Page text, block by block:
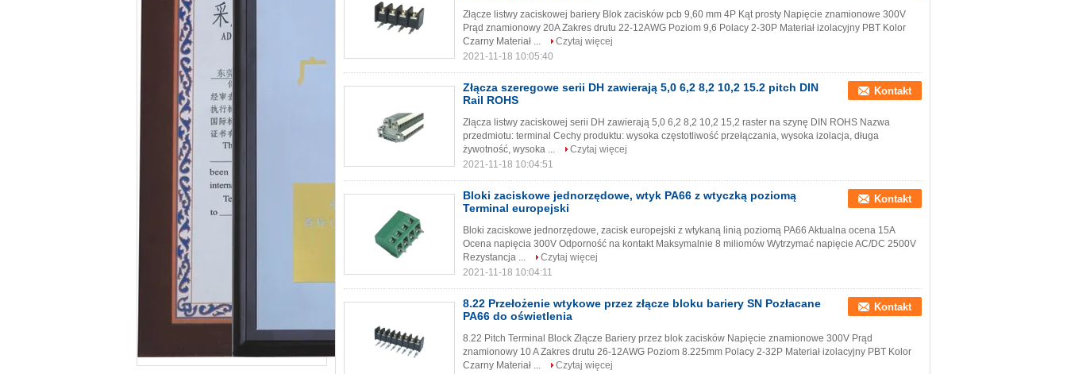
Złącze listwy zaciskowej bariery Blok zacisków pcb 9,60 mm 4P Kąt prosty Napięcie znamionowe 300V
Prąd znamionowy 20A Zakres drutu 22-12AWG Poziom 9,6 Polacy 2-30P Materiał izolacyjny PBT Kolor
Czarny Materiał ...
Czytaj więcej
2021-11-18 10:05:40
Złącza szeregowe serii DH zawierają 5,0 6,2 8,2 10,2 15.2 pitch DIN
Rail ROHS
Kontakt
Złącza listwy zaciskowej serii DH zawierają 5,0 6,2 8,2 10,2 15,2 raster na szynę DIN ROHS Nazwa
przedmiotu: terminal Cechy produktu: wysoka częstotliwość przełączania, wysoka izolacja, długa
żywotność, wysoka ...
Czytaj więcej
2021-11-18 10:04:51
Bloki zaciskowe jednorzędowe, wtyk PA66 z wtyczką poziomą
Terminal europejski
Kontakt
Bloki zaciskowe jednorzędowe, zacisk europejski z wtykaną linią poziomą PA66 Aktualna ocena 15A
Ocena napięcia 300V Odporność na kontakt Maksymalnie 8 miliomów Wytrzymać napięcie AC/DC 2500V
Rezystancja ...
Czytaj więcej
2021-11-18 10:04:11
8.22 Przełożenie wtykowe przez złącze bloku bariery SN Pozłacane
PA66 do oświetlenia
Kontakt
8.22 Pitch Terminal Block Złącze Bariery przez blok zacisków​ Napięcie znamionowe 300V Prąd
znamionowy 10 A Zakres drutu 26-12AWG Poziom 8.225mm Polacy 2-32P Materiał izolacyjny PBT Kolor
Czarny Materiał ...
Czytaj więcej